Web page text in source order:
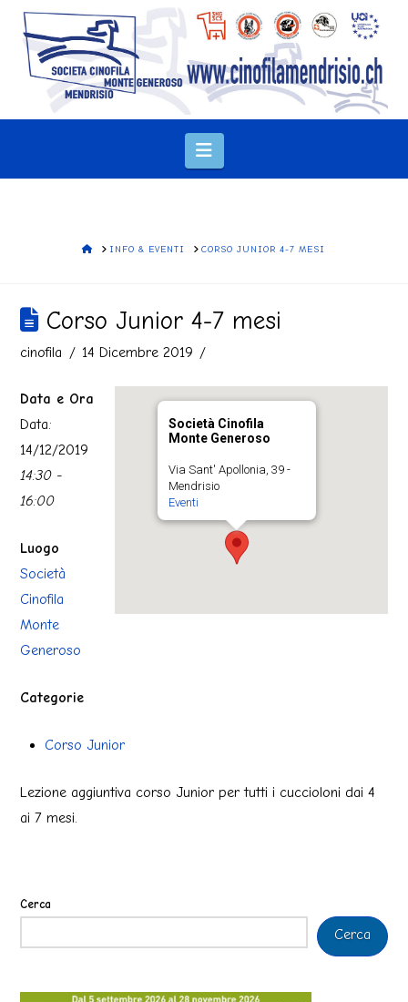
Navigation
HOMEINFO & EVENTI CORSO JUNIOR 4-7 MESI
Corso Junior 4-7 mesi
cinofila 14 Dicembre 2019
Società Cinofila
Monte Generoso
Via Sant' Apollonia, 39 -
Mendrisio
Eventi
Data e Ora
Data:
14/12/2019
14:30 -
16:00
Luogo
Società
Cinofila
Monte
Generoso
Categorie
Corso Junior
Lezione aggiuntiva corso Junior per tutti i cuccioloni dai 4
ai 7 mesi.
Cerca
Cerca